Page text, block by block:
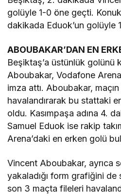
golüyle 1-0 öne geçti.
dakikada Eduok’un golüyle
ABOUBAKAR’DAN EN
Beşiktaş’a üstünlük golünü
Aboubakar, Vodafone
imza attı. Aboubakar,
havalandırarak bu stattaki
oldu. Kasımpaşa adına 4.
Samuel Eduok ise rakip
Arena’daki en erken golü
Vincent Aboubakar, ayrıca
yakaladığı form grafiğini de
son 3 maçta fileleri